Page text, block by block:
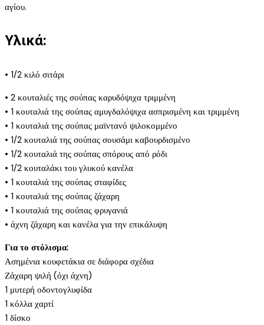
αγίου.
Υλικά:
• 1/2 κιλό σιτάρι
• 2 κουταλιές της σούπας καρυδόψιχα τριμμένη
• 1 κουταλιά της σούπας αμυγδαλόψιχα ασπρισμένη και τριμμένη
• 1 κουταλιά της σούπας μαϊντανό ψιλοκομμένο
• 1/2 κουταλιά της σούπας σουσάμι καβουρδισμένο
• 1/2 κουταλιά της σούπας σπόρους από ρόδι
• 1/2 κουταλάκι του γλυκού κανέλα
• 1 κουταλιά της σούπας σταφίδες
• 1 κουταλιά της σούπας ζάχαρη
• 1 κουταλιά της σούπας φρυγανιά
• άχνη ζάχαρη και κανέλα για την επικάλυψη
Για το στόλισμα:
Ασημένια κουφετάκια σε διάφορα σχέδια
Ζάχαρη ψιλή (όχι άχνη)
1 μυτερή οδοντογλυφίδα
1 κόλλα χαρτί
1 δίσκο